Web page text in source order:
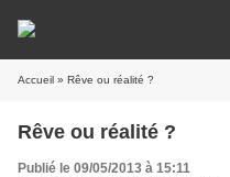
Accueil » Rêve ou réalité ?
Rêve ou réalité ?
Publié le 09/05/2013 à 15:11